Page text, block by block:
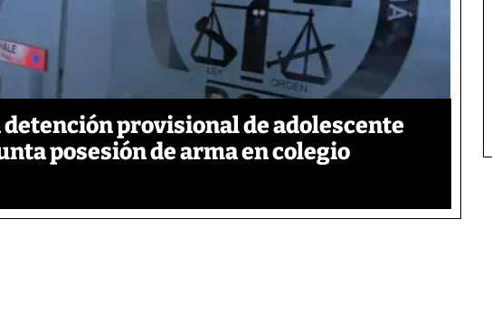
provisional de adolescente
posesión de arma en colegio